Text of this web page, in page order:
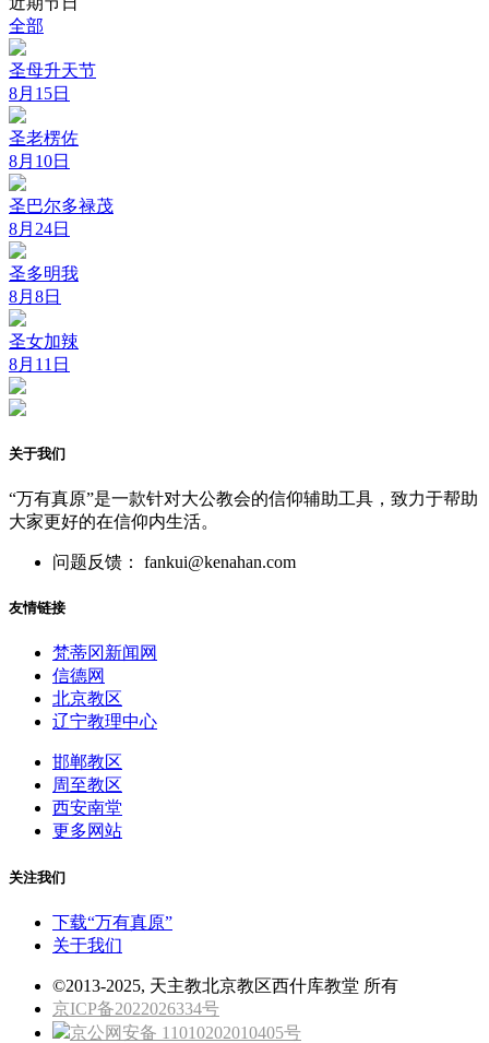
全部
圣母升天节
8月15日
圣老楞佐
8月10日
圣巴尔多禄茂
8月24日
圣多明我
8月8日
圣女加辣
8月11日
关于我们
“万有真原”是一款针对大公教会的信仰辅助工具，致力于帮助
大家更好的在信仰内生活。
问题反馈： fankui@kenahan.com
友情链接
梵蒂冈新闻网
信德网
北京教区
辽宁教理中心
邯郸教区
周至教区
西安南堂
更多网站
关注我们
下载“万有真原”
关于我们
©2013-2025, 天主教北京教区西什库教堂 所有
京ICP备2022026334号
京公网安备 11010202010405号